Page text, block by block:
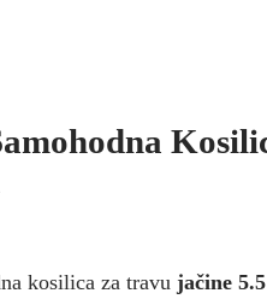
kosilica za travu jačine